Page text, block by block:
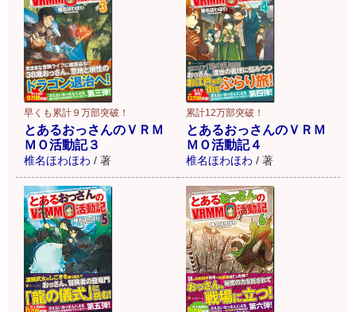
早くも累計９万部突破！
とあるおっさんのＶＲＭ
ＭＯ活動記３
椎名ほわほわ / 著
累計12万部突破！
とあるおっさんのＶＲＭ
ＭＯ活動記４
椎名ほわほわ / 著